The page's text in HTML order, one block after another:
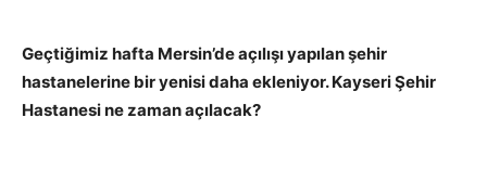
Geçtiğimiz hafta Mersin’de açılışı yapılan şehir
hastanelerine bir yenisi daha ekleniyor. Kayseri Şehir
Hastanesi ne zaman açılacak?